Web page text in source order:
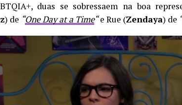
duas se sobressaem na boa
) de “One Day at a Time“e Rue (Zendaya) de